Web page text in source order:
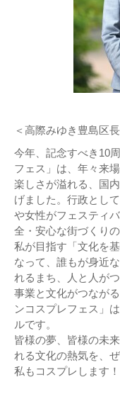
＜高際みゆき豊島区
今年、記念すべき10
フェス」は、年々来
楽しさが溢れる、国
げました。行政とし
や女性がフェスティ
全・安心な街づくり
私が目指す「文化を
なって、誰もが身近
れるまち、人と人が
事業と文化がつなが
ンコスプレフェス」
ルです。
皆様の夢、皆様の未
れる文化の熱気を、
私もコスプレします！